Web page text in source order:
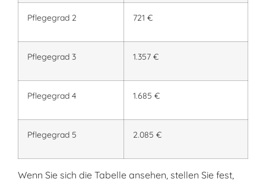
Pflegegrad 2 721 €
Pflegegrad 3 1.357 €
Pflegegrad 4 1.685 €
Pflegegrad 5 2.085 €
Wenn Sie sich die Tabelle ansehen, stellen Sie fest,